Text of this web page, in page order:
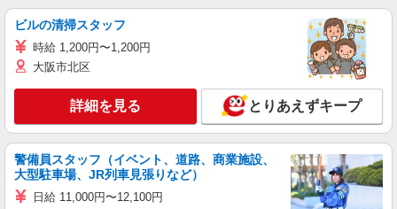
ビルの清掃スタッフ
時給 1,200円〜1,200円
大阪市北区
詳細を見る とりあえずキープ
警備員スタッフ（イベント、道路、商業施設、
大型駐車場、JR列車見張りなど）
日給 11,000円〜12,100円